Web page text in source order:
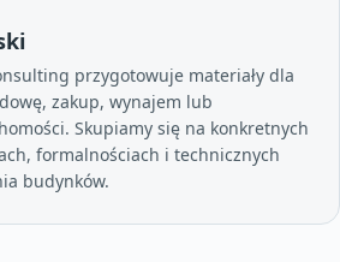
przygotowuje materiały dla
zakup, wynajem lub
Skupiamy się na konkretnych
formalnościach i technicznych
budynków.